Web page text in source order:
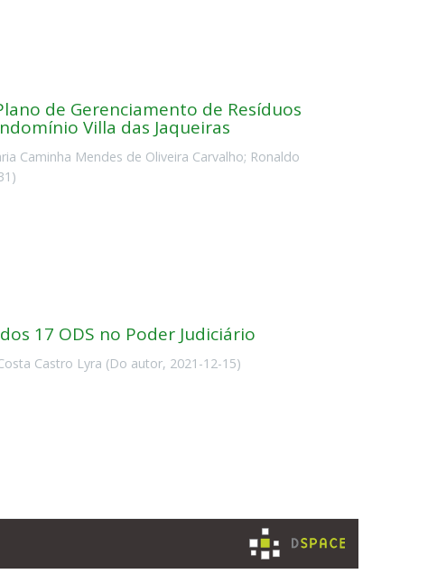
de Gerenciamento de Resíduos
Villa das Jaqueiras
Caminha Mendes de Oliveira Carvalho; Ronaldo
)
17 ODS no Poder Judiciário
Castro Lyra (Do autor, 2021-12-15)